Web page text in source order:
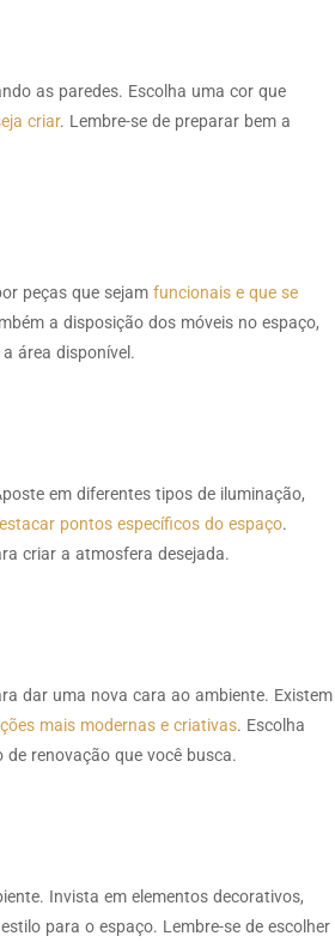
as paredes. Escolha uma cor que
criar. Lembre-se de preparar bem a
peças que sejam funcionais e que se
a disposição dos móveis no espaço,
área disponível.
em diferentes tipos de iluminação,
pontos específicos do espaço.
criar a atmosfera desejada.
dar uma nova cara ao ambiente. Existem
mais modernas e criativas. Escolha
renovação que você busca.
Invista em elementos decorativos,
para o espaço. Lembre-se de escolher